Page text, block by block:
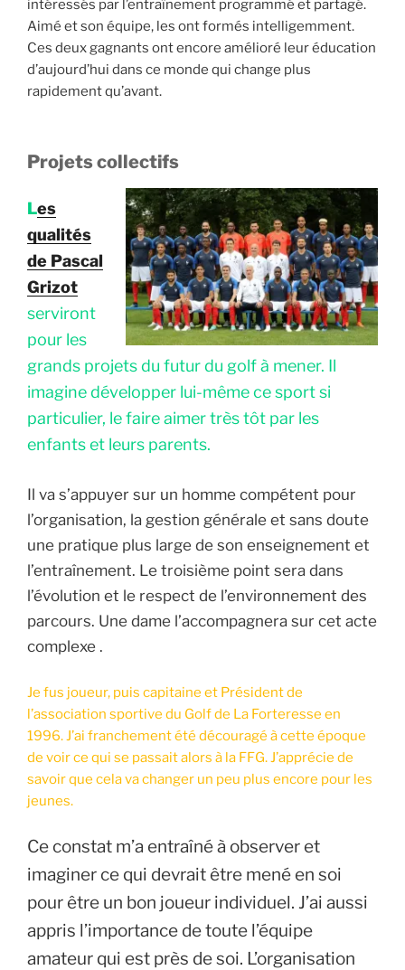
intéressés par l’entraînement programmé et partagé.
Aimé et son équipe, les ont formés intelligemment.
Ces deux gagnants ont encore amélioré leur éducation
d’aujourd’hui dans ce monde qui change plus
rapidement qu’avant.
Projets collectifs
Les
qualités
de Pascal
Grizot
serviront
pour les
grands projets du futur du golf à mener. Il
imagine développer lui-même ce sport si
particulier, le faire aimer très tôt par les
enfants et leurs parents.
Il va s’appuyer sur un homme compétent pour
l’organisation, la gestion générale et sans doute
une pratique plus large de son enseignement et
l’entraînement. Le troisième point sera dans
l’évolution et le respect de l’environnement des
parcours. Une dame l’accompagnera sur cet acte
complexe .
Je fus joueur, puis capitaine et Président de
l’association sportive du Golf de La Forteresse en
1996. J’ai franchement été découragé à cette époque
de voir ce qui se passait alors à la FFG. J’apprécie de
savoir que cela va changer un peu plus encore pour les
jeunes.
Ce constat m’a entraîné à observer et
imaginer ce qui devrait être mené en soi
pour être un bon joueur individuel. J’ai aussi
appris l’importance de toute l’équipe
amateur qui est près de soi. L’organisation